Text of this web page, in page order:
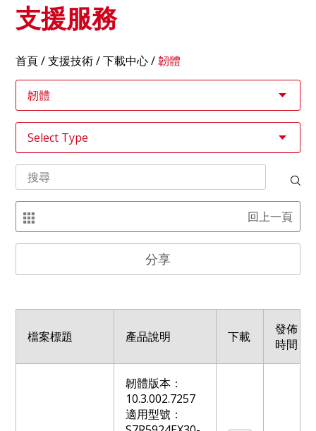
支援服務
首頁/支援技術/ 下載中心 /韌體
回上一頁
分享
檔案標題 產品說明 下載
發佈
時間
韌體版本：
10.3.002.7257
適用型號：